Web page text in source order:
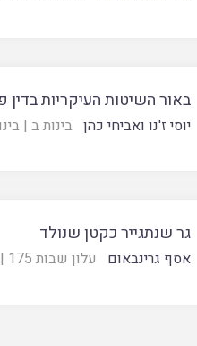
באור השיטות העיקריות בדין
יוסי ז'נו ואביחי כהן בינות ב |
גר שנתגייר כקטן שנולד
אסף גרינבאום עלון שבות 175 |